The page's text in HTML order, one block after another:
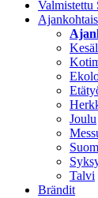
Valmistettu
Joulu
Talvi
Brändit